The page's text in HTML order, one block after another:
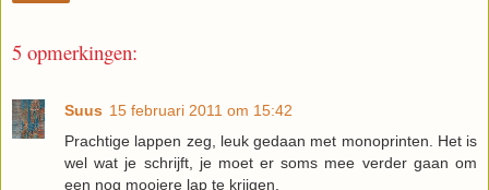
5 opmerkingen:
Suus 15 februari 2011 om 15:42
Prachtige lappen zeg, leuk gedaan met monoprinten. Het is
wel wat je schrijft, je moet er soms mee verder gaan om
een nog mooiere lap te krijgen.